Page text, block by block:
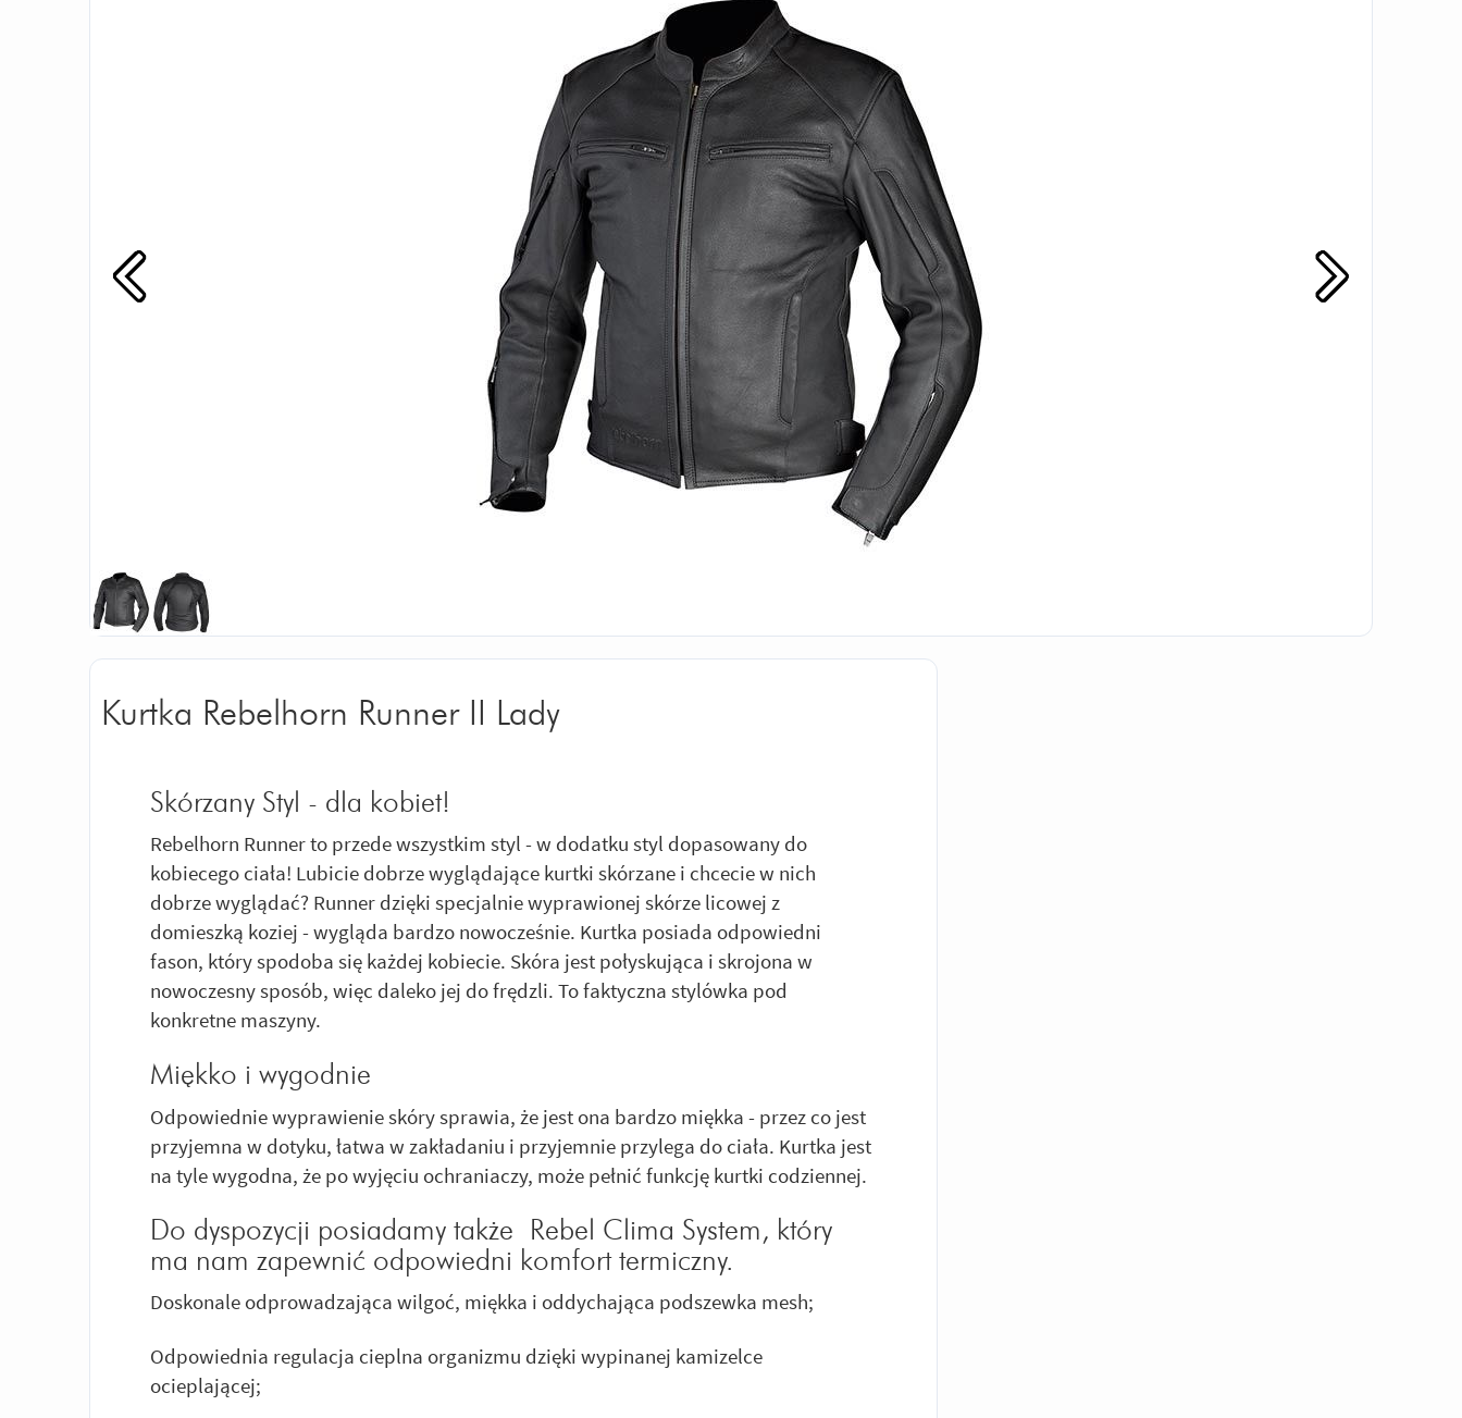
Kurtka Rebelhorn Runner II Lady
Skórzany Styl - dla kobiet!
Rebelhorn Runner to przede wszystkim styl - w dodatku styl dopasowany do
kobiecego ciała! Lubicie dobrze wyglądające kurtki skórzane i chcecie w nich
dobrze wyglądać? Runner dzięki specjalnie wyprawionej skórze licowej z
domieszką koziej - wygląda bardzo nowocześnie. Kurtka posiada odpowiedni
fason, który spodoba się każdej kobiecie. Skóra jest połyskująca i skrojona w
nowoczesny sposób, więc daleko jej do frędzli. To faktyczna stylówka pod
konkretne maszyny.
Miękko i wygodnie
Odpowiednie wyprawienie skóry sprawia, że jest ona bardzo miękka - przez co jest
przyjemna w dotyku, łatwa w zakładaniu i przyjemnie przylega do ciała. Kurtka jest
na tyle wygodna, że po wyjęciu ochraniaczy, może pełnić funkcję kurtki codziennej.
Do dyspozycji posiadamy także Rebel Clima System, który
ma nam zapewnić odpowiedni komfort termiczny.
Doskonale odprowadzająca wilgoć, miękka i oddychająca podszewka mesh;
Odpowiednia regulacja cieplna organizmu dzięki wypinanej kamizelce
ocieplającej;